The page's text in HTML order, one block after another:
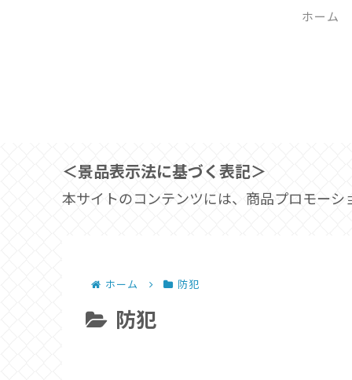
ホーム
＜景品表示法に基づく表記＞
本サイトのコンテンツには、商品プロモー
ホーム 防犯
防犯